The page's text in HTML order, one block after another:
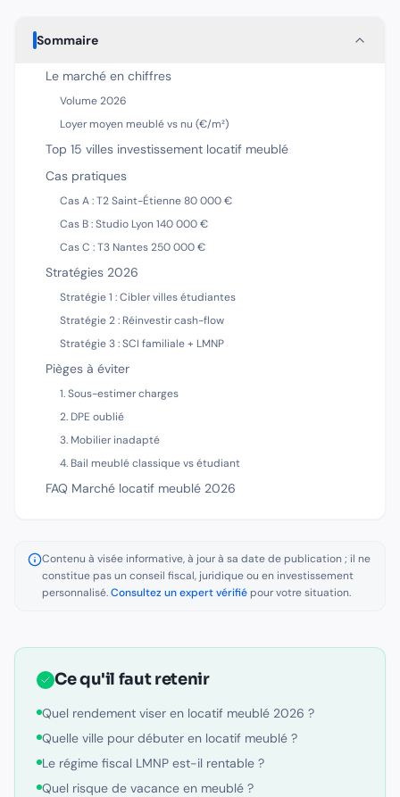
Sommaire
Le marché en chiffres
Volume 2026
Loyer moyen meublé vs nu (€/m²)
Top 15 villes investissement locatif meublé
Cas pratiques
Cas A : T2 Saint-Étienne 80 000 €
Cas B : Studio Lyon 140 000 €
Cas C : T3 Nantes 250 000 €
Stratégies 2026
Stratégie 1 : Cibler villes étudiantes
Stratégie 2 : Réinvestir cash-flow
Stratégie 3 : SCI familiale + LMNP
Pièges à éviter
1. Sous-estimer charges
2. DPE oublié
3. Mobilier inadapté
4. Bail meublé classique vs étudiant
FAQ Marché locatif meublé 2026
Contenu à visée informative, à jour à sa date de publication ; il ne
constitue pas un conseil fiscal, juridique ou en investissement
personnalisé.Consultez un expert vérifiépour votre situation.
Ce qu'il faut retenir
Quel rendement viser en locatif meublé 2026 ?
Quelle ville pour débuter en locatif meublé ?
Le régime fiscal LMNP est-il rentable ?
Quel risque de vacance en meublé ?